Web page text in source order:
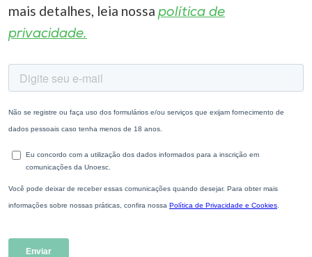
mais detalhes, leia nossa política de
privacidade.